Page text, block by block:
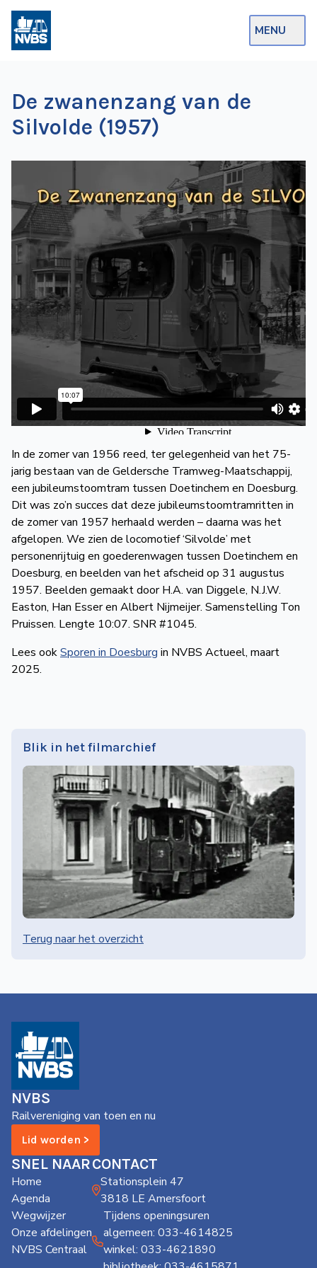
MENU
Op de Rails
NVBS Actueel
Excursies
Actueel
Ons
aanbod
Over
de
Wegwijzer
NVBS
De zwanenzang van de
Silvolde (1957)
In de zomer van 1956 reed, ter gelegenheid van het 75-
jarig bestaan van de Geldersche Tramweg-Maatschappij,
een jubileum­stoomtram tussen Doetinchem en Doesburg.
Dit was zo’n succes dat deze jubileum­stoomtramritten in
de zomer van 1957 herhaald werden – daarna was het
afgelopen. We zien de locomotief ‘Silvolde’ met
personenrijtuig en goederenwagen tussen Doetinchem en
Doesburg, en beelden van het afscheid op 31 augustus
1957. Beelden gemaakt door H.A. van Diggele, N.J.W.
Easton, Han Esser en Albert Nijmeijer. Samenstelling Ton
Pruissen. Lengte 10:07. SNR #1045.
Lees ookSporen in Doesburg in NVBS Actueel, maart
2025.
Blik in het filmarchief
Terug naar het overzicht
NVBS
Railvereniging van toen en nu
Lid worden >
SNEL NAAR
Home
Agenda
Wegwijzer
Onze afdelingen
NVBS Centraal
CONTACT
Stationsplein 47
3818 LE Amersfoort
Tijdens openingsuren
algemeen: 033-4614825
winkel: 033-4621890